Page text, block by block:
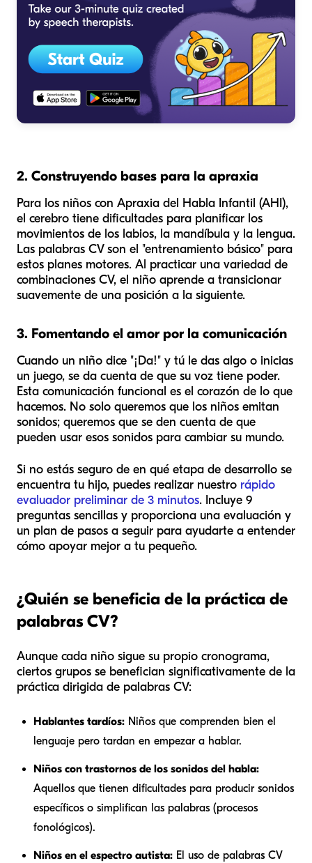
2. Construyendo bases para la apraxia
Para los niños con Apraxia del Habla Infantil (AHI),
el cerebro tiene dificultades para planificar los
movimientos de los labios, la mandíbula y la lengua.
Las palabras CV son el "entrenamiento básico" para
estos planes motores. Al practicar una variedad de
combinaciones CV, el niño aprende a transicionar
suavemente de una posición a la siguiente.
3. Fomentando el amor por la comunicación
Cuando un niño dice "¡Da!" y tú le das algo o inicias
un juego, se da cuenta de que su voz tiene poder.
Esta comunicación funcional es el corazón de lo que
hacemos. No solo queremos que los niños emitan
sonidos; queremos que se den cuenta de que
pueden usar esos sonidos para cambiar su mundo.
Si no estás seguro de en qué etapa de desarrollo se
encuentra tu hijo, puedes realizar nuestro rápido
evaluador preliminar de 3 minutos. Incluye 9
preguntas sencillas y proporciona una evaluación y
un plan de pasos a seguir para ayudarte a entender
cómo apoyar mejor a tu pequeño.
¿Quién se beneficia de la práctica de
palabras CV?
Aunque cada niño sigue su propio cronograma,
ciertos grupos se benefician significativamente de la
práctica dirigida de palabras CV:
Hablantes tardíos: Niños que comprenden bien el
lenguaje pero tardan en empezar a hablar.
Niños con trastornos de los sonidos del habla:
Aquellos que tienen dificultades para producir sonidos
específicos o simplifican las palabras (procesos
fonológicos).
Niños en el espectro autista: El uso de palabras CV